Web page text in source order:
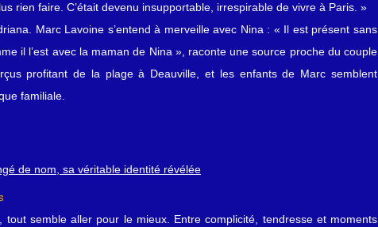
rien faire. C’était devenu insupportable, irrespirable de vivre à Paris. »
Marc Lavoine s’entend à merveille avec Nina : « Il est présent sans
il l’est avec la maman de Nina », raconte une source proche du couple
profitant de la plage à Deauville, et les enfants de Marc semblent
familiale.
de nom, sa véritable identité révélée
tout semble aller pour le mieux. Entre complicité, tendresse et moments